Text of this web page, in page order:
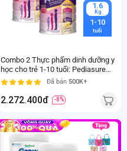
1.6
Kg
1-10
tuổi
Combo 2 Thực phẩm dinh dưỡng y
học cho trẻ 1-10 tuổi: Pediasure
vani 1.6kg
Đã bán 500K+
2.272.400đ -8%